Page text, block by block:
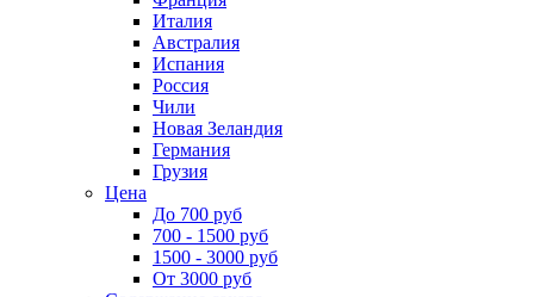
Италия
Австралия
Испания
Россия
Чили
Новая Зеландия
Германия
Грузия
Цена
До 700 руб
700 - 1500 руб
1500 - 3000 руб
От 3000 руб